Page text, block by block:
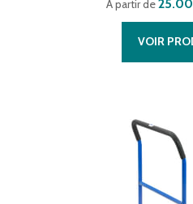
À partir de
VOIR